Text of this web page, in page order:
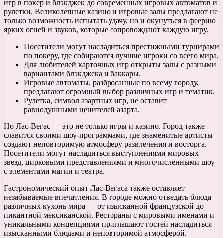
игр в покер и блэкджек до современных игровых автоматов и
рулетки. Великолепные казино и игровые залы предлагают не
только возможность испытать удачу, но и окунуться в феерию
ярких огней и звуков, которые сопровождают каждую игру.
Посетители могут насладиться престижными турнирами
по покеру, где собираются лучшие игроки со всего мира.
Для любителей карточных игр открыты залы с разными
вариантами блэкджека и баккары.
Игровые автоматы, разбросанные по всему городу,
предлагают огромный выбор различных игр и тематик.
Рулетка, символ азартных игр, не оставит
равнодушными ценителей азарта.
Но Лас-Вегас — это не только игры и казино. Город также
славится своими шоу-программами, где знаменитые артисты
создают неповторимую атмосферу развлечения и восторга.
Посетители могут насладиться выступлениями мировых
звезд, цирковыми представлениями и многочисленными шоу
с элементами магии и театра.
Гастрономический опыт Лас-Вегаса также оставляет
незабываемые впечатления. В городе можно отведать блюда
различных кухонь мира — от изысканной французской до
пикантной мексиканской. Рестораны с мировыми именами и
уникальными концепциями приглашают гостей насладиться
изысканными блюдами и неповторимой атмосферой.